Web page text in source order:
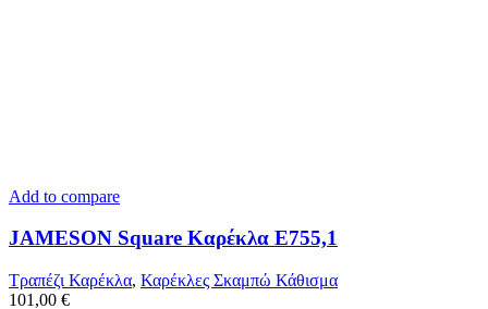
Add to compare
JAMESON Square Καρέκλα Ε755,1
Τραπέζι Καρέκλα, Καρέκλες Σκαμπώ Κάθισμα
101,00 €